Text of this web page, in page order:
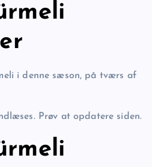
i denne sæson, på tværs af
Prøv at opdatere siden.